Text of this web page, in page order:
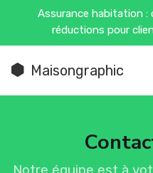
Assurance habitation
réductions pour
Maisongraphic
Notre équipe est à